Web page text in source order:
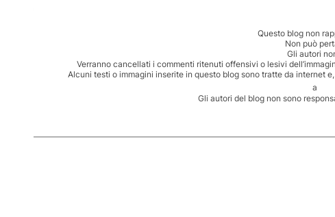
Questo blog non
Non può
Gli autori
Verranno cancellati i commenti ritenuti offensivi o lesivi
Alcuni testi o immagini inserite in questo blog sono tratte da internet
a
Gli autori del blog non sono